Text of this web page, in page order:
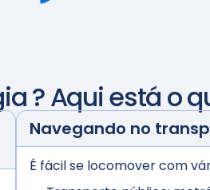
? Aqui está o
Navegando no
É fácil se locomover com